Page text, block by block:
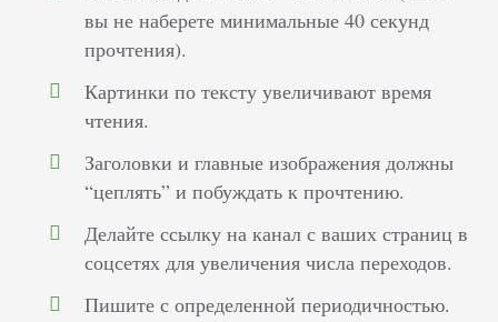
вы не наберете минимальные 40 секунд
прочтения).
Картинки по тексту увеличивают время
чтения.
Заголовки и главные изображения должны
“цеплять” и побуждать к прочтению.
Делайте ссылку на канал с ваших страниц в
соцсетях для увеличения числа переходов.
Пишите с определенной периодичностью.